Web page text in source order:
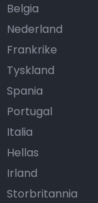
Belgia
Nederland
Frankrike
Tyskland
Spania
Portugal
Italia
Hellas
Irland
Storbritannia